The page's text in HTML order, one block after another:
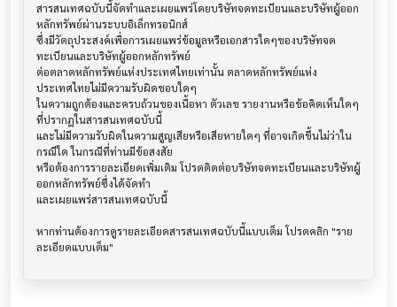
สารสนเทศฉบับนี้จัดทำและเผยแพร่โดยบริษัทจดทะเบียนและบริษัทผู้ออก
หลักทรัพย์ผ่านระบบอิเล็กทรอนิกส์
ซึ่งมีวัตถุประสงค์เพื่อการเผยแพร่ข้อมูลหรือเอกสารใดๆของบริษัทจด
ทะเบียนและบริษัทผู้ออกหลักทรัพย์
ต่อตลาดหลักทรัพย์แห่งประเทศไทยเท่านั้น ตลาดหลักทรัพย์แห่ง
ประเทศไทยไม่มีความรับผิดชอบใดๆ
ในความถูกต้องและครบถ้วนของเนื้อหา ตัวเลข รายงานหรือข้อคิดเห็นใดๆ
ที่ปรากฎในสารสนเทศฉบับนี้
และไม่มีความรับผิดในความสูญเสียหรือเสียหายใดๆ ที่อาจเกิดขึ้นไม่ว่าใน
กรณีใด ในกรณีที่ท่านมีข้อสงสัย
หรือต้องการรายละเอียดเพิ่มเติม โปรดติดต่อบริษัทจดทะเบียนและบริษัทผู้
ออกหลักทรัพย์ซึ่งได้จัดทำ
และเผยแพร่สารสนเทศฉบับนี้
หากท่านต้องการดูรายละเอียดสารสนเทศฉบับนี้แบบเต็ม โปรดคลิก "ราย